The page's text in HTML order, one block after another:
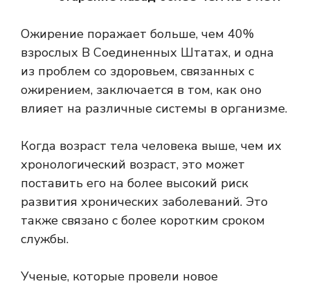
Ожирение поражает больше, чем 40%
взрослых В Соединенных Штатах, и одна
из проблем со здоровьем, связанных с
ожирением, заключается в том, как оно
влияет на различные системы в организме.
Когда возраст тела человека выше, чем их
хронологический возраст, это может
поставить его на более высокий риск
развития хронических заболеваний. Это
также связано с более коротким сроком
службы.
Ученые, которые провели новое